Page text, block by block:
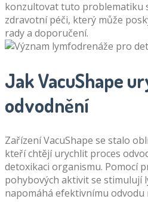
konzultovat tuto problematiku
zdravotní péči, který může
rady a doporučení.
Jak VacuShape
odvodnění
Zařízení VacuShape se stalo
kteří chtějí urychlit proces
detoxikaci organismu. Pomocí
pohybových aktivit se stimulují
napomáhá efektivnímu